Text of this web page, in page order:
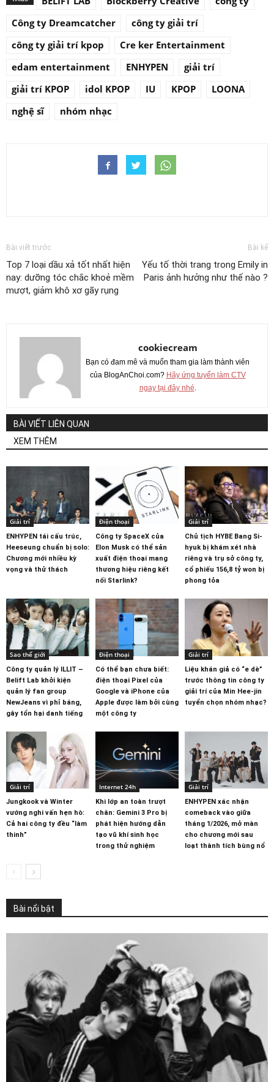
Công ty Dreamcatcher
công ty giải trí
công ty giải trí kpop
Cre ker Entertainment
edam entertainment
ENHYPEN
giải trí
giải trí KPOP
idol KPOP IU KPOP
LOONA
nghệ sĩ
nhóm nhạc
Bài viết trước
Top 7 loại dầu xả tốt nhất hiện
nay: dưỡng tóc chắc khoẻ mềm
mượt, giảm khô xơ gãy rụng
Bài kế
Yếu tố thời trang trong Emily in
Paris ảnh hưởng như thế nào ?
cookiecream
Bạn có đam mê và muốn tham gia làm thành viên
của BlogAnChoi.com? Hãy ứng tuyển làm CTV
ngay tại đây nhé
BÀI VIẾT LIÊN QUAN
XEM THÊM
Giải trí
ENHYPEN tái cấu trúc,
Heeseung chuẩn bị solo:
Chương mới nhiều kỳ
vọng và thử thách
Điện thoại
Công ty SpaceX của
Elon Musk có thể sản
xuất điện thoại mang
thương hiệu riêng kết
nối Starlink?
Giải trí
Chủ tịch HYBE Bang Si-
hyuk bị khám xét nhà
riêng và trụ sở công ty,
cổ phiếu 156,8 tỷ won bị
phong tỏa
Sao thế giới
Công ty quản lý ILLIT –
Belift Lab khởi kiện
quản lý fan group
NewJeans vì phỉ báng,
gây tổn hại danh tiếng
Điện thoại
Có thể bạn chưa biết:
điện thoại Pixel của
Google và iPhone của
Apple được làm bởi cùng
một công ty
Giải trí
Liệu khán giả có “e dè”
trước thông tin công ty
giải trí của Min Hee-jin
tuyển chọn nhóm nhạc?
Giải trí
Jungkook và Winter
vướng nghi vấn hẹn hò:
Cả hai công ty đều “làm
thinh”
Internet 24h
Khi lớp an toàn trượt
chân: Gemini 3 Pro bị
phát hiện hướng dẫn
tạo vũ khí sinh học
trong thử nghiệm
Giải trí
ENHYPEN xác nhận
comeback vào giữa
tháng 1/2026, mở màn
cho chương mới sau
loạt thành tích bùng nổ
Bài nổi bật